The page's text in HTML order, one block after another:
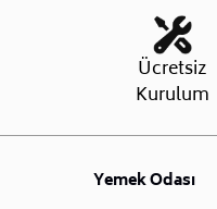
Ücretsiz
Kurulum
Yemek Odası